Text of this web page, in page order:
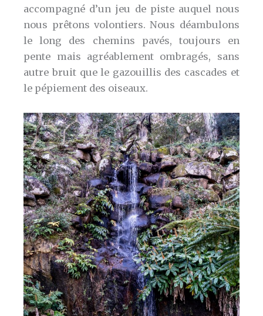
accompagné d’un jeu de piste auquel nous
nous prêtons volontiers. Nous déambulons
le long des chemins pavés, toujours en
pente mais agréablement ombragés, sans
autre bruit que le gazouillis des cascades et
le pépiement des oiseaux.